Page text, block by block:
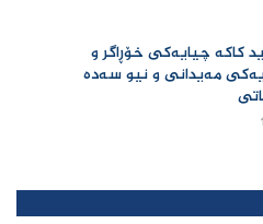
کاکە چیایەکی خۆڕاگر و
مەیدانی و نیو سەدە